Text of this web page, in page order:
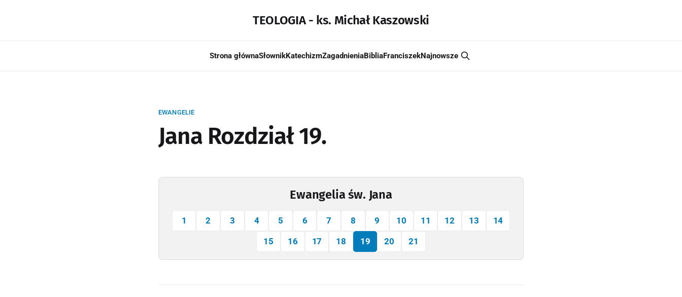
TEOLOGIA - ks. Michał Kaszowski
Strona głównaSłownikKatechizmZagadnieniaBibliaFranciszekNajnowsze
EWANGELIE
Jana Rozdział 19.
Ewangelia św. Jana
1 2 3 4 5 6 7 8 9 10 11 12 13 14
15 16 17 18 19 20 21